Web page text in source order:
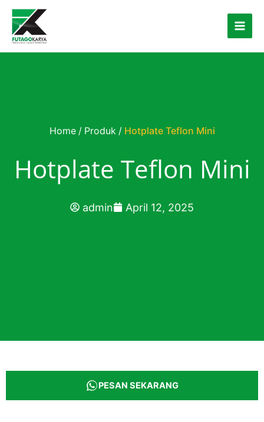
Skip to content
Home / Produk / Hotplate Teflon Mini
Hotplate Teflon Mini
admin April 12, 2025
PESAN SEKARANG